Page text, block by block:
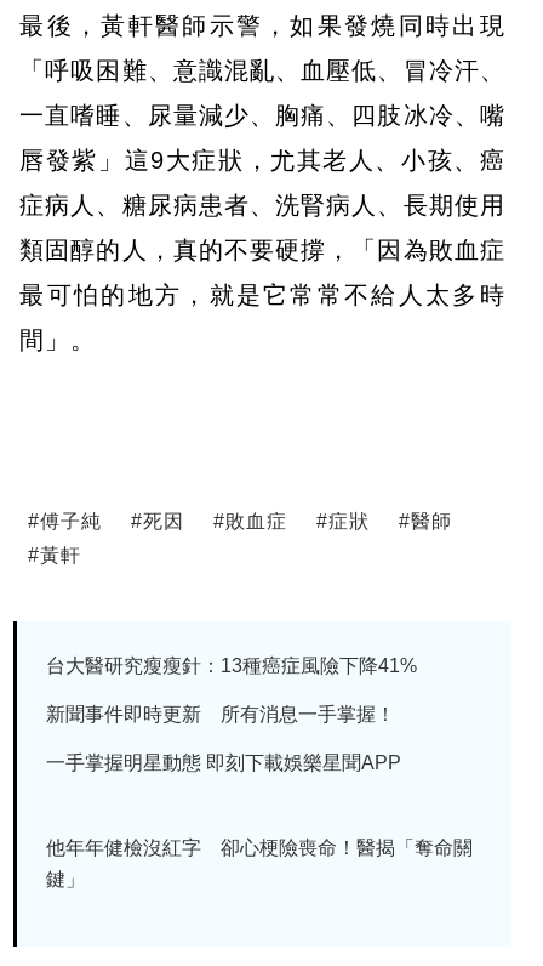
最後，黃軒醫師示警，如果發燒同時出現
「呼吸困難、意識混亂、血壓低、冒冷汗、
一直嗜睡、尿量減少、胸痛、四肢冰冷、嘴
唇發紫」這9大症狀，尤其老人、小孩、癌
症病人、糖尿病患者、洗腎病人、長期使用
類固醇的人，真的不要硬撐，「因為敗血症
最可怕的地方，就是它常常不給人太多時
間」。
#傅子純 #死因 #敗血症 #症狀 #醫師
#黃軒
台大醫研究瘦瘦針：13種癌症風險下降41%
新聞事件即時更新 所有消息一手掌握！
一手掌握明星動態 即刻下載娛樂星聞APP
他年年健檢沒紅字 卻心梗險喪命！醫揭「奪命關
鍵」